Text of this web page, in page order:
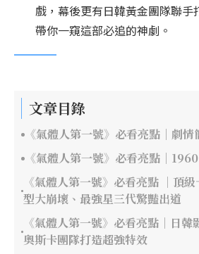
戲，幕後更有日韓黃金團隊聯手
帶你一窺這部必追的神劇。
文章目錄
《氣體人第一號》必看亮點｜劇情
《氣體人第一號》必看亮點｜
《氣體人第一號》必看亮點 ｜頂
型大崩壞、最強星三代驚豔出道
《氣體人第一號》必看亮點｜日韓
奧斯卡團隊打造超強特效